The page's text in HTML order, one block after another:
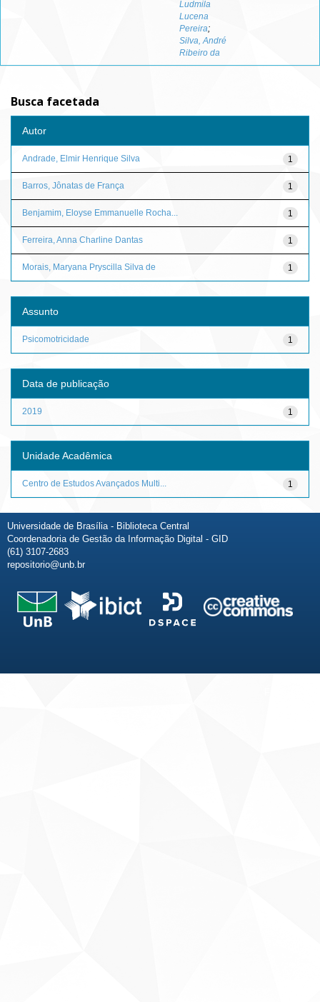
Ludmila
Lucena
Pereira;
Silva, André
Ribeiro da
Busca facetada
Autor
1
Andrade, Elmir Henrique Silva
1
Barros, Jônatas de França
1
Benjamim, Eloyse Emmanuelle Rocha...
1
Ferreira, Anna Charline Dantas
1
Morais, Maryana Pryscilla Silva de
Assunto
1
Psicomotricidade
Data de publicação
1
2019
Unidade Acadêmica
1
Centro de Estudos Avançados Multi...
Universidade de Brasília - Biblioteca Central
Coordenadoria de Gestão da Informação Digital - GID
(61) 3107-2683
repositorio@unb.br